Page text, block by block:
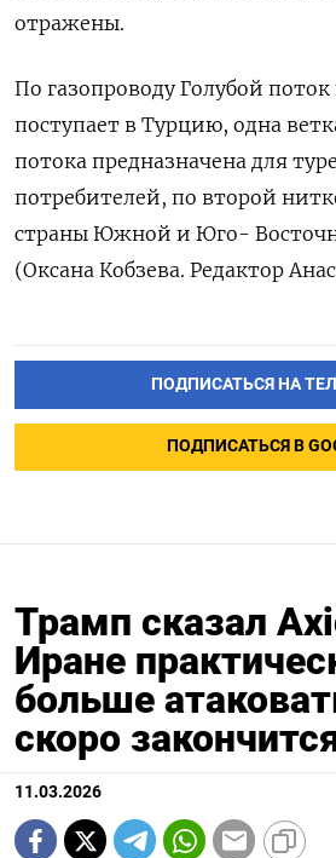
отражены.
По газопроводу Голубой поток
поступает в Турцию, одна
потока предназначена для
потребителей, по ‌второй
страны Южной и ​Юго-
(Оксана Кобзева. ‌Редактор
ПОДПИСАТЬСЯ НА
ПОДПИСАТЬСЯ В
Трамп сказал
Иране
больше
скоро
11.03.2026